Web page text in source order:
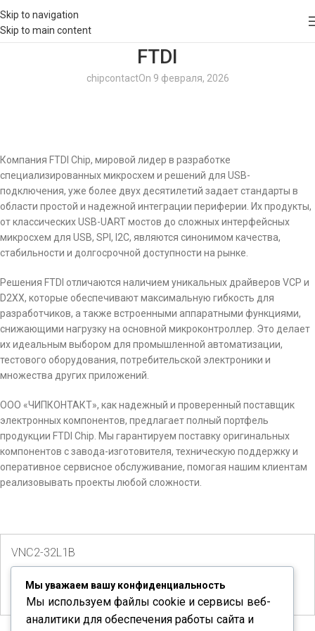
Skip to navigation
Skip to main content
FTDI
chipcontactOn 9 февраля, 2026
Компания FTDI Chip, мировой лидер в разработке
специализированных микросхем и решений для USB-
подключения, уже более двух десятилетий задает стандарты в
области простой и надежной интеграции периферии. Их продукты,
от классических USB-UART мостов до сложных интерфейсных
микросхем для USB, SPI, I2C, являются синонимом качества,
стабильности и долгосрочной доступности на рынке.
Решения FTDI отличаются наличием уникальных драйверов VCP и
D2XX, которые обеспечивают максимальную гибкость для
разработчиков, а также встроенными аппаратными функциями,
снижающими нагрузку на основной микроконтроллер. Это делает
их идеальным выбором для промышленной автоматизации,
тестового оборудования, потребительской электроники и
множества других приложений.
ООО «ЧИПКОНТАКТ», как надежный и проверенный поставщик
электронных компонентов, предлагает полный портфель
продукции FTDI Chip. Мы гарантируем поставку оригинальных
компонентов с завода-изготовителя, техническую поддержку и
оперативное сервисное обслуживание, помогая нашим клиентам
реализовывать проекты любой сложности.
VNC2-32L1B
Количество доступно:5
Мы уважаем вашу конфиденциальность
Мы используем файлы cookie и сервисы веб-
аналитики для обеспечения работы сайта и